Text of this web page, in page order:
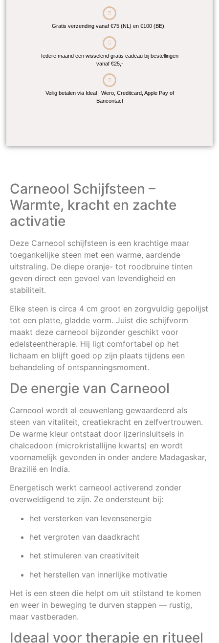
Gratis verzending vanaf €75 (NL) en €100 (BE).
Iedere maand een wisselend gratis cadeau bij bestellingen
vanaf €25,-
Veilig betalen via Ideal | Wero, Creditcard, Apple Pay of
Bancontact
Carneool Schijfsteen –
Warmte, kracht en zachte
activatie
Deze Carneool schijfsteen is een krachtige maar
toegankelijke steen met een warme, aardende
uitstraling. De diepe oranje- tot roodbruine tinten
geven direct een gevoel van levendigheid en
stabiliteit.
Elke steen is circa 4 cm groot en zorgvuldig gepolijst
tot een platte, gladde vorm. Juist die schijfvorm
maakt deze carneool bijzonder geschikt voor
edelsteentherapie. Hij ligt comfortabel op het
lichaam en blijft goed op zijn plaats tijdens een
behandeling of ontspanningsmoment.
De energie van Carneool
Carneool wordt al eeuwenlang gewaardeerd als
steen van vitaliteit, creatiekracht en zelfvertrouwen.
De warme kleur ontstaat door ijzerinsluitsels in
chalcedoon (microkristallijne kwarts) en wordt
voornamelijk gevonden in onder andere Madagaskar,
Brazilië en India.
Energetisch werkt carneool activerend zonder
overweldigend te zijn. Ze ondersteunt bij:
het versterken van levensenergie
het vergroten van daadkracht
het stimuleren van creativiteit
het herstellen van innerlijke motivatie
Het is een steen die helpt om uit stilstand te komen
en weer in beweging te durven stappen — rustig,
maar vastberaden.
Ideaal voor therapie en ritueel